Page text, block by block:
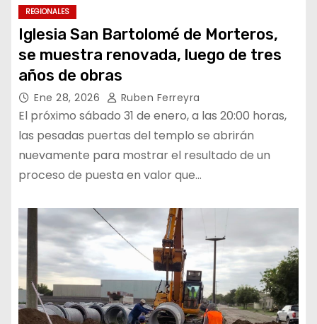
REGIONALES
Iglesia San Bartolomé de Morteros,
se muestra renovada, luego de tres
años de obras
Ene 28, 2026 Ruben Ferreyra
El próximo sábado 31 de enero, a las 20:00 horas,
las pesadas puertas del templo se abrirán
nuevamente para mostrar el resultado de un
proceso de puesta en valor que…